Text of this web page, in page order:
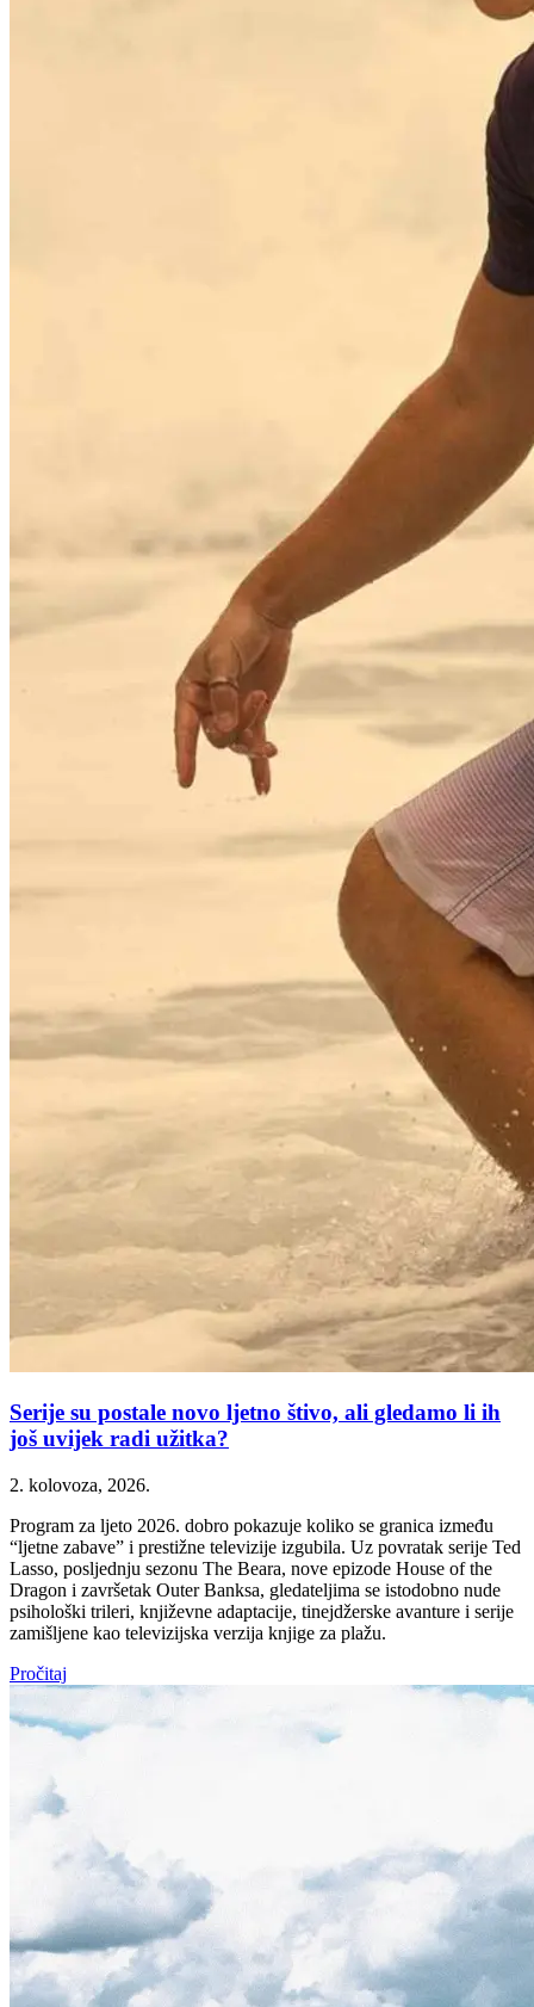
Serije su postale novo ljetno štivo, ali gledamo li ih
još uvijek radi užitka?
2. kolovoza, 2026.
Program za ljeto 2026. dobro pokazuje koliko se granica između
“ljetne zabave” i prestižne televizije izgubila. Uz povratak serije Ted
Lasso, posljednju sezonu The Beara, nove epizode House of the
Dragon i završetak Outer Banksa, gledateljima se istodobno nude
psihološki trileri, književne adaptacije, tinejdžerske avanture i serije
zamišljene kao televizijska verzija knjige za plažu.
Pročitaj